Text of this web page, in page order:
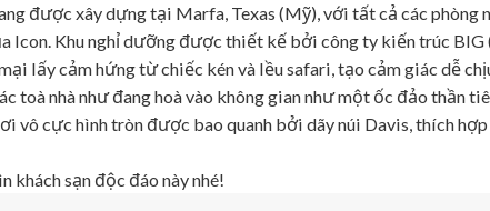
được xây dựng tại Marfa, Texas (Mỹ), với tất cả các phòng
Icon. Khu nghỉ dưỡng được thiết kế bởi công ty kiến trúc
lấy cảm hứng từ chiếc kén và lều safari, tạo cảm giác dễ
toà nhà như đang hoà vào không gian như một ốc đảo thần
vô cực hình tròn được bao quanh bởi dãy núi Davis, thích
khách sạn độc đáo này nhé!